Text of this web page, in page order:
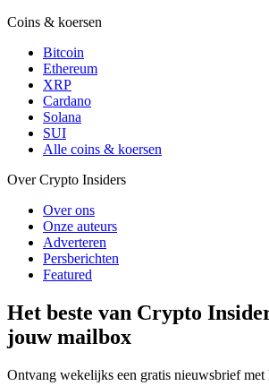
Coins & koersen
Bitcoin
Ethereum
XRP
Cardano
Solana
SUI
Alle coins & koersen
Over Crypto Insiders
Over ons
Onze auteurs
Adverteren
Persberichten
Featured
Het beste van Crypto
jouw mailbox
Ontvang wekelijks een gratis nieuwsbrief met